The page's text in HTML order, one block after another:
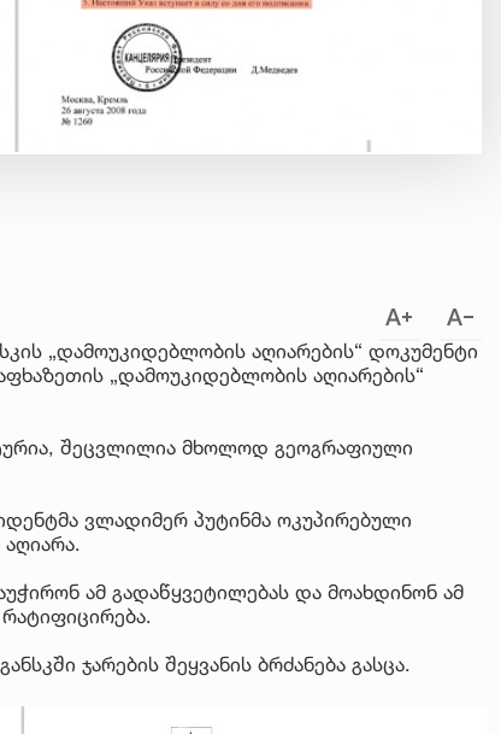
„დამოუკიდებლობის აღიარების“ დოკუმენტი
„დამოუკიდებლობის აღიარების“
შეცვლილია მხოლოდ გეოგრაფიული
ვლადიმერ პუტინმა ოკუპირებული
ამ გადაწყვეტილებას და მოახდინონ ამ
ჯარების შეყვანის ბრძანება გასცა.